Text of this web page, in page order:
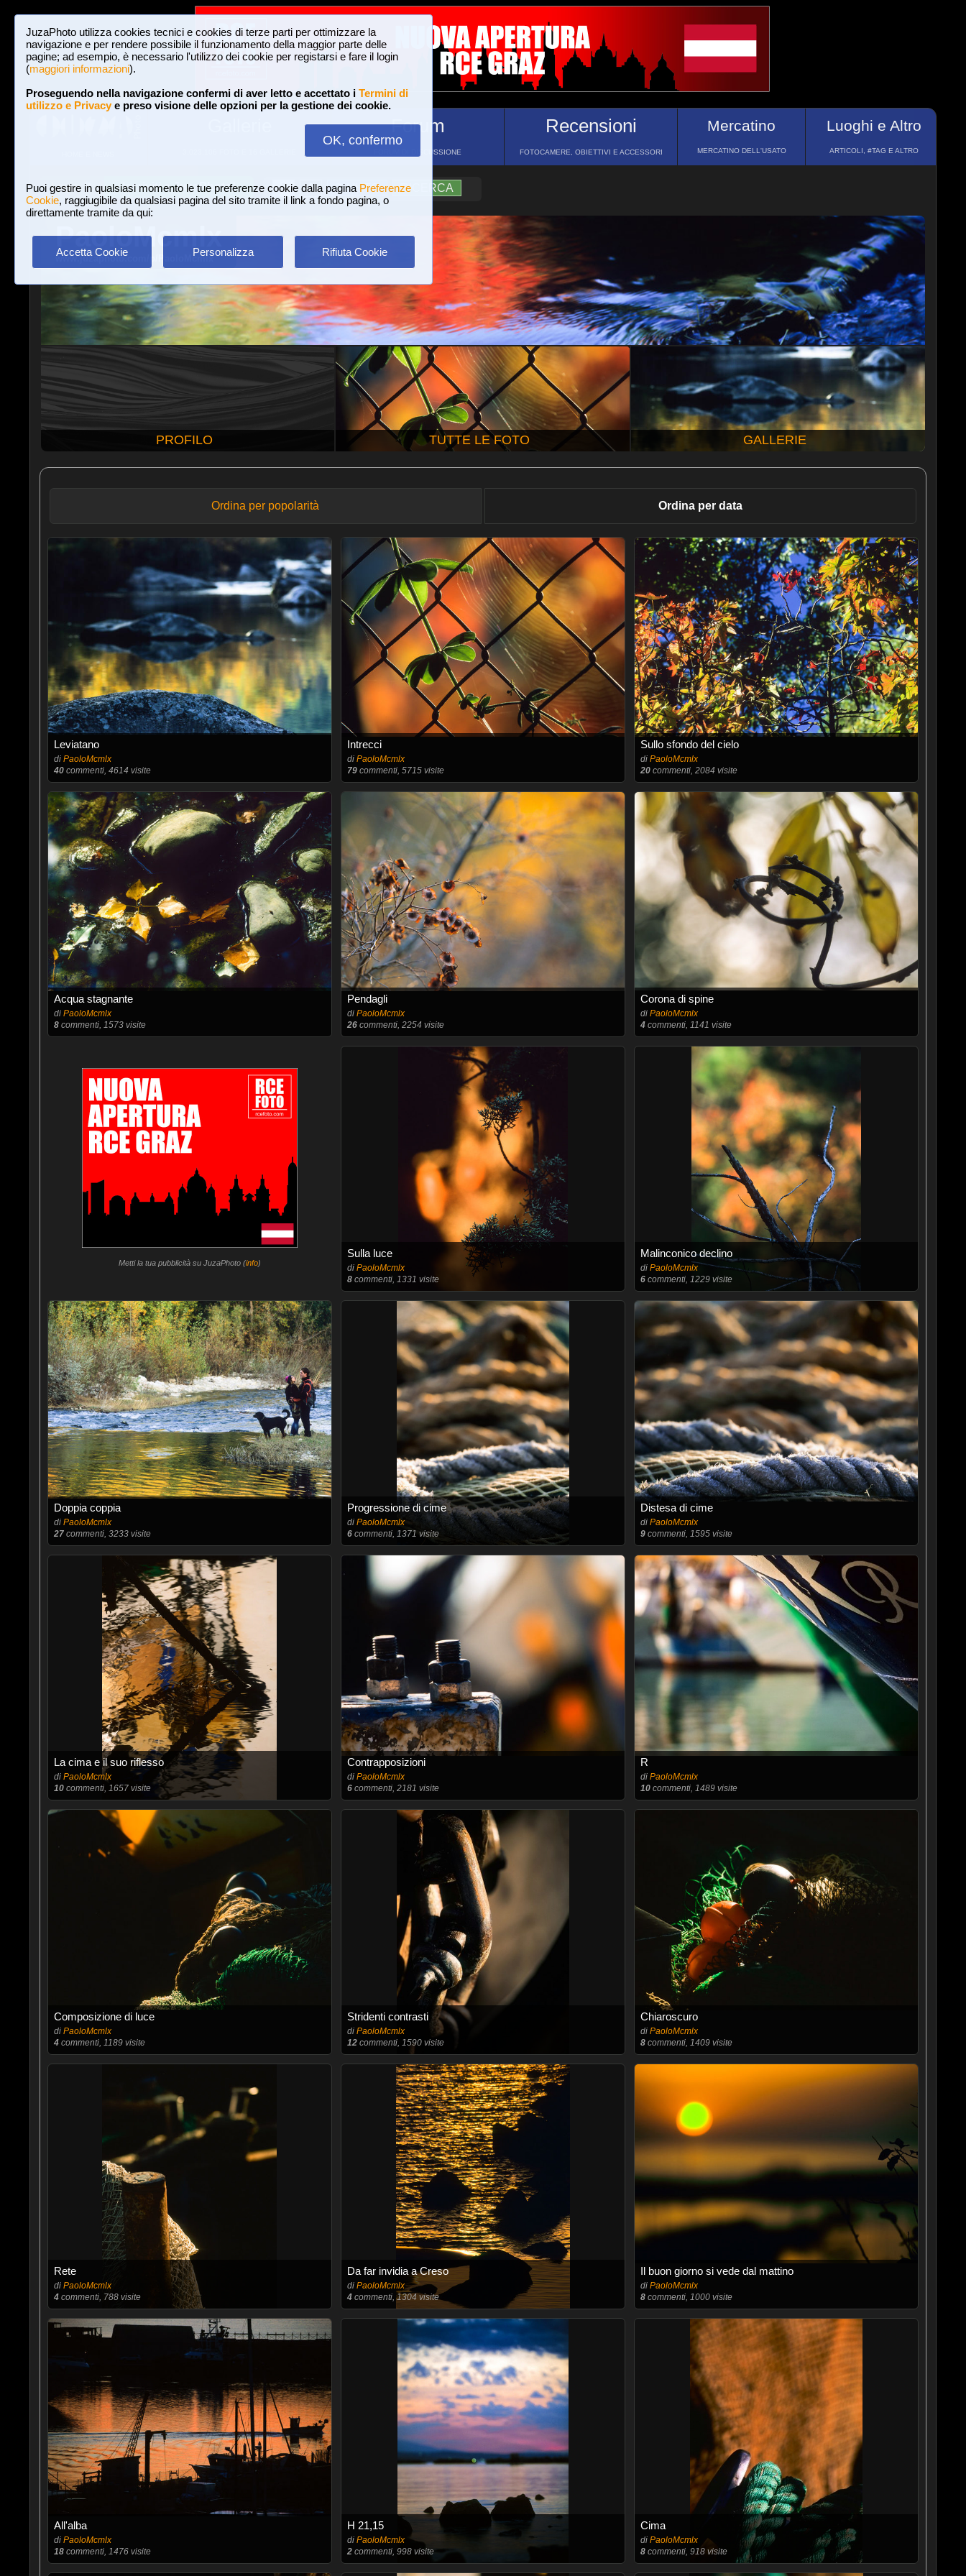
JuzaPhoto utilizza cookies tecnici e cookies di terze parti per ottimizzare la
navigazione e per rendere possibile il funzionamento della maggior parte delle
pagine; ad esempio, è necessario l'utilizzo dei cookie per registarsi e fare il login
(maggiori informazioni).
Proseguendo nella navigazione confermi di aver letto e accettato i Termini di
utilizzo e Privacye preso visione delle opzioni per la gestione dei cookie.
OK, confermo
Puoi gestire in qualsiasi momento le tue preferenze cookie dalla pagina Preferenze
Cookie, raggiugibile da qualsiasi pagina del sito tramite il link a fondo pagina, o
direttamente tramite da qui:
Accetta Cookie Personalizza Rifiuta Cookie
Forum
FORUM DI DISCUSSIONE
Recensioni
FOTOCAMERE, OBIETTIVI E ACCESSORI
Mercatino
MERCATINO DELL'USATO
Luoghi e Altro
ARTICOLI, #TAG E ALTRO
Login Iscriviti a JuzaPhoto! A A ?AIUTO RICERCA
PaoloMcmlx
www.juzaphoto.com/p/PaoloMcmlx
PROFILO TUTTE LE FOTO GALLERIE
Ordina per popolarità Ordina per data
Leviatano
di PaoloMcmlx
40commenti, 4614 visite
Intrecci
di PaoloMcmlx
79commenti, 5715 visite
Sullo sfondo del cielo
diPaoloMcmlx
20 commenti, 2084 visite
Acqua stagnante
di PaoloMcmlx
8commenti, 1573 visite
Pendagli
di PaoloMcmlx
26commenti, 2254 visite
Corona di spine
diPaoloMcmlx
4 commenti, 1141 visite
Metti la tua pubblicità su JuzaPhoto (info)
Sulla luce
di PaoloMcmlx
8commenti, 1331 visite
Malinconico declino
diPaoloMcmlx
6 commenti, 1229 visite
Doppia coppia
di PaoloMcmlx
27commenti, 3233 visite
Progressione di cime
di PaoloMcmlx
6commenti, 1371 visite
Distesa di cime
diPaoloMcmlx
9 commenti, 1595 visite
La cima e il suo riflesso
di PaoloMcmlx
10commenti, 1657 visite
Contrapposizioni
di PaoloMcmlx
6commenti, 2181 visite
R
diPaoloMcmlx
10 commenti, 1489 visite
Composizione di luce
di PaoloMcmlx
4commenti, 1189 visite
Stridenti contrasti
di PaoloMcmlx
12commenti, 1590 visite
Chiaroscuro
diPaoloMcmlx
8 commenti, 1409 visite
Rete
di PaoloMcmlx
4commenti, 788 visite
Da far invidia a Creso
di PaoloMcmlx
4commenti, 1304 visite
Il buon giorno si vede dal mattino
diPaoloMcmlx
8 commenti, 1000 visite
All'alba
di PaoloMcmlx
18commenti, 1476 visite
H 21,15
di PaoloMcmlx
2commenti, 998 visite
Cima
diPaoloMcmlx
8 commenti, 918 visite